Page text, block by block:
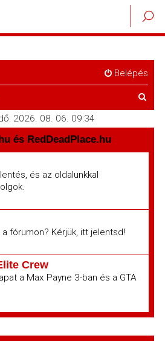
Belépés
e
2026. 08. 06. 09:34
és RedDeadPlace.hu
és az oldalunkkal
fórumon? Kérjük, itt jelentsd!
Crew
a Max Payne 3-ban és a GTA